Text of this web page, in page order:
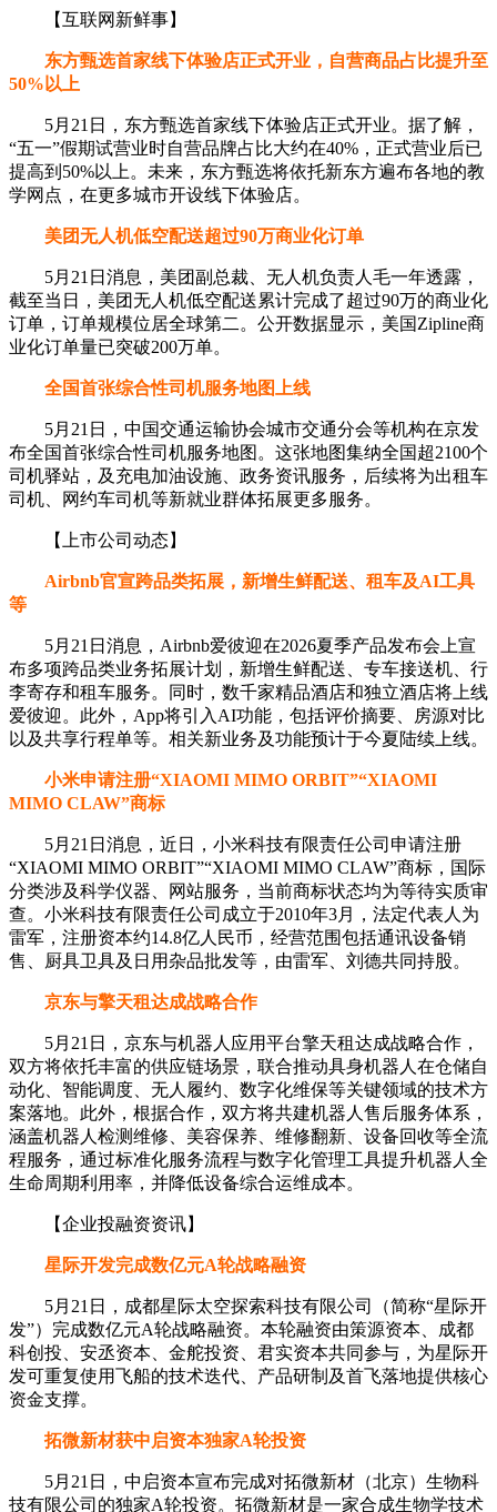
【互联网新鲜事】
东方甄选首家线下体验店正式开业，自营商品占比提升至
50%以上
5月21日，东方甄选首家线下体验店正式开业。据了解，
“五一”假期试营业时自营品牌占比大约在40%，正式营业后已
提高到50%以上。未来，东方甄选将依托新东方遍布各地的教
学网点，在更多城市开设线下体验店。
美团无人机低空配送超过90万商业化订单
5月21日消息，美团副总裁、无人机负责人毛一年透露，
截至当日，美团无人机低空配送累计完成了超过90万的商业化
订单，订单规模位居全球第二。公开数据显示，美国Zipline商
业化订单量已突破200万单。
全国首张综合性司机服务地图上线
5月21日，中国交通运输协会城市交通分会等机构在京发
布全国首张综合性司机服务地图。这张地图集纳全国超2100个
司机驿站，及充电加油设施、政务资讯服务，后续将为出租车
司机、网约车司机等新就业群体拓展更多服务。
【上市公司动态】
Airbnb官宣跨品类拓展，新增生鲜配送、租车及AI工具
等
5月21日消息，Airbnb爱彼迎在2026夏季产品发布会上宣
布多项跨品类业务拓展计划，新增生鲜配送、专车接送机、行
李寄存和租车服务。同时，数千家精品酒店和独立酒店将上线
爱彼迎。此外，App将引入AI功能，包括评价摘要、房源对比
以及共享行程单等。相关新业务及功能预计于今夏陆续上线。
小米申请注册“XIAOMI MIMO ORBIT”“XIAOMI
MIMO CLAW”商标
5月21日消息，近日，小米科技有限责任公司申请注册
“XIAOMI MIMO ORBIT”“XIAOMI MIMO CLAW”商标，国际
分类涉及科学仪器、网站服务，当前商标状态均为等待实质审
查。小米科技有限责任公司成立于2010年3月，法定代表人为
雷军，注册资本约14.8亿人民币，经营范围包括通讯设备销
售、厨具卫具及日用杂品批发等，由雷军、刘德共同持股。
京东与擎天租达成战略合作
5月21日，京东与机器人应用平台擎天租达成战略合作，
双方将依托丰富的供应链场景，联合推动具身机器人在仓储自
动化、智能调度、无人履约、数字化维保等关键领域的技术方
案落地。此外，根据合作，双方将共建机器人售后服务体系，
涵盖机器人检测维修、美容保养、维修翻新、设备回收等全流
程服务，通过标准化服务流程与数字化管理工具提升机器人全
生命周期利用率，并降低设备综合运维成本。
【企业投融资资讯】
星际开发完成数亿元A轮战略融资
5月21日，成都星际太空探索科技有限公司（简称“星际开
发”）完成数亿元A轮战略融资。本轮融资由策源资本、成都
科创投、安丞资本、金舵投资、君实资本共同参与，为星际开
发可重复使用飞船的技术迭代、产品研制及首飞落地提供核心
资金支撑。
拓微新材获中启资本独家A轮投资
5月21日，中启资本宣布完成对拓微新材（北京）生物科
技有限公司的独家A轮投资。拓微新材是一家合成生物学技术